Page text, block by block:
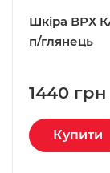
Шкіра ВРХ
п/глянець
1440 грн
Купити